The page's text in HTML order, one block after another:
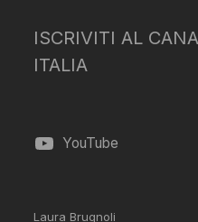
ISCRIVITI AL
ITALIA
YouTube
Laura Brugnoli